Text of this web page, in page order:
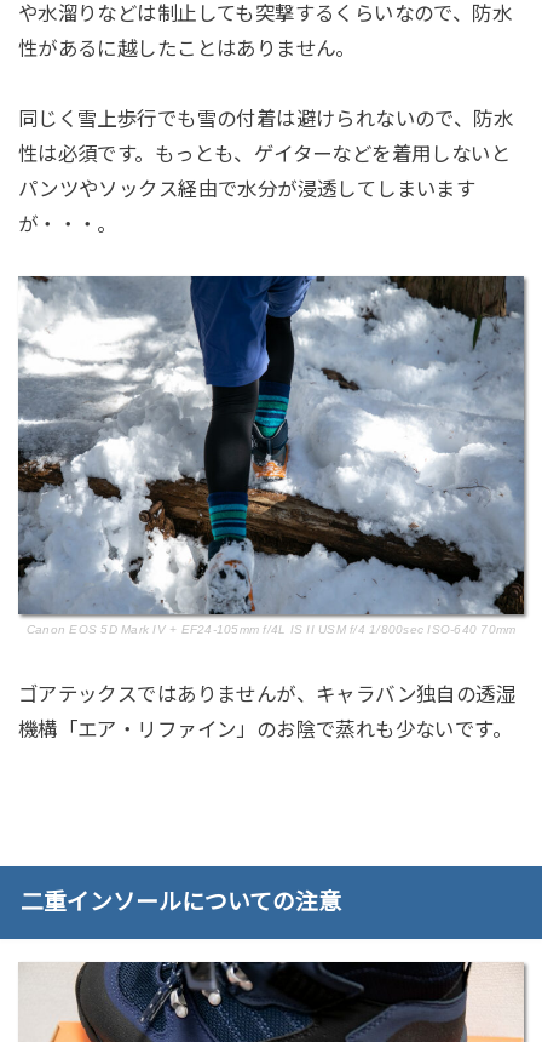
や水溜りなどは制止しても突撃するくらいなので、防水
性があるに越したことはありません。
同じく雪上歩行でも雪の付着は避けられないので、防水
性は必須です。もっとも、ゲイターなどを着用しないと
パンツやソックス経由で水分が浸透してしまいます
が・・・。
Canon EOS 5D Mark IV + EF24-105mm f/4L IS II USM f/4 1/800sec ISO-640 70mm
ゴアテックスではありませんが、キャラバン独自の透湿
機構「エア・リファイン」のお陰で蒸れも少ないです。
二重インソールについての注意